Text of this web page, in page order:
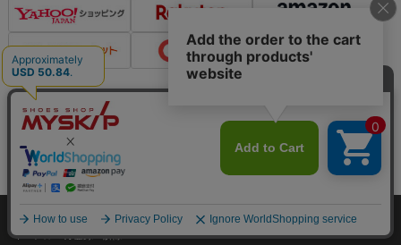
個人情報の取り扱いについて
特定商取引法に関する表示
メルマガ登録・解除